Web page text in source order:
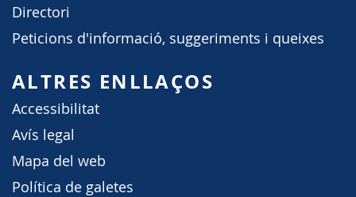
Directori
Peticions d'informació, suggeriments i queixes
ALTRES ENLLAÇOS
Accessibilitat
Avís legal
Mapa del web
Política de galetes